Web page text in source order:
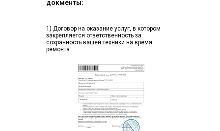
докменты:
1) Договор на оказание услуг, в котором
закрепляется ответственность за
сохранность вашей техники на время
ремонта